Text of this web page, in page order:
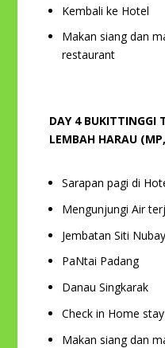
Kembali ke Hotel
Makan siang dan
restaurant
DAY 4 BUKITTINGGI
LEMBAH HARAU
Sarapan pagi di
Mengunjungi Air
Jembatan Siti
PaNtai Padang
Danau Singkarak
Check in Home
Makan siang dan